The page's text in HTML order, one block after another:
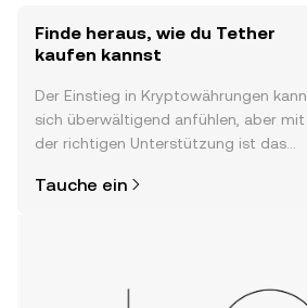
Finde heraus, wie du Tether
kaufen kannst
Der Einstieg in Kryptowährungen kann
sich überwältigend anfühlen, aber mit
der richtigen Unterstützung ist das
direkt in der OKX-App oder hier im
Tauche ein